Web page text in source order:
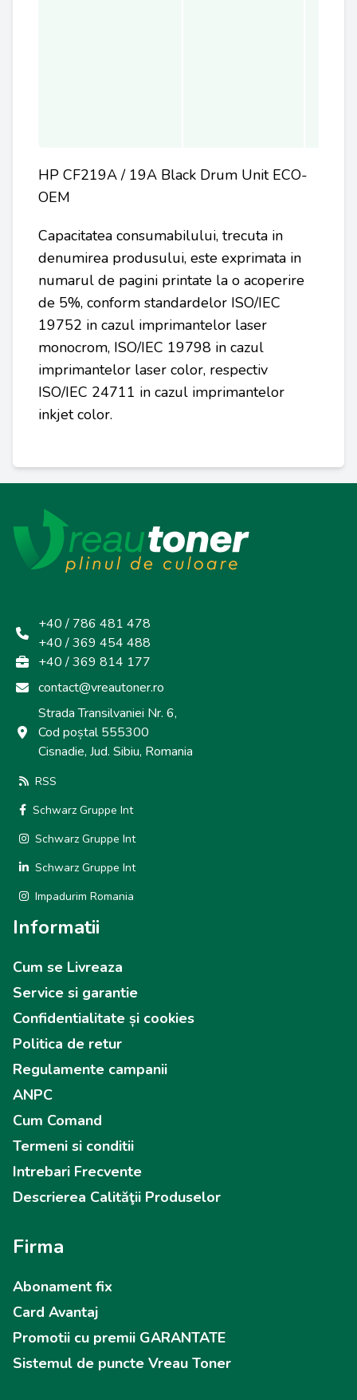
HP CF219A / 19A Black Drum Unit ECO-
OEM
Capacitatea consumabilului, trecuta in
denumirea produsului, este exprimata in
numarul de pagini printate la o acoperire
de 5%, conform standardelor ISO/IEC
19752 in cazul imprimantelor laser
monocrom, ISO/IEC 19798 in cazul
imprimantelor laser color, respectiv
ISO/IEC 24711 in cazul imprimantelor
inkjet color.
+40 / 786 481 478
+40 / 369 454 488
+40 / 369 814 177
contact@vreautoner.ro
Strada Transilvaniei Nr. 6,
Cod poștal 555300
Cisnadie, Jud. Sibiu, Romania
RSS
Schwarz Gruppe Int
Schwarz Gruppe Int
Schwarz Gruppe Int
Impadurim Romania
Informatii
Cum se Livreaza
Service si garantie
Confidentialitate și cookies
Politica de retur
Regulamente campanii
ANPC
Cum Comand
Termeni si conditii
Intrebari Frecvente
Descrierea Calităţii Produselor
Firma
Abonament fix
Card Avantaj
Promotii cu premii GARANTATE
Sistemul de puncte Vreau Toner